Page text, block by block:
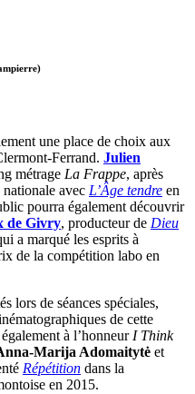
une place de choix aux
Ferrand. Julien
métrage La Frappe, après
avec L’Âge tendre en
pourra également découvrir
de Givry, producteur de Dieu
a marqué les esprits à
de la compétition labo en
lors de séances spéciales,
de cette
à l’honneurI Think
Marija Adomaitytė et
Répétition dans la
en 2015.